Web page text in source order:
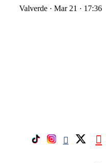
Valverde · Mar 21 · 17:36